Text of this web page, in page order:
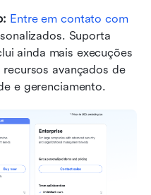
Entre em contato com
Suporta
ainda mais execuções
avançados de
e gerenciamento.